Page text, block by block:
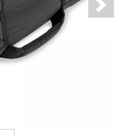
Next